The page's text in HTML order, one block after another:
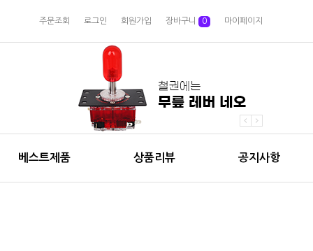
주문조회 로그인 회원가입 장바구니 0 마이페이지
베스트제품 상품리뷰 공지사항